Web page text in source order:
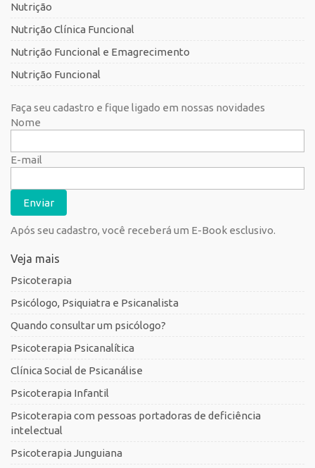
Nutrição
Nutrição Clínica Funcional
Nutrição Funcional e Emagrecimento
Nutrição Funcional
Faça seu cadastro e fique ligado em nossas novidades
Nome
E-mail
Após seu cadastro, você receberá um E-Book esclusivo.
Veja mais
Psicoterapia
Psicólogo, Psiquiatra e Psicanalista
Quando consultar um psicólogo?
Psicoterapia Psicanalítica
Clínica Social de Psicanálise
Psicoterapia Infantil
Psicoterapia com pessoas portadoras de deficiência
intelectual
Psicoterapia Junguiana